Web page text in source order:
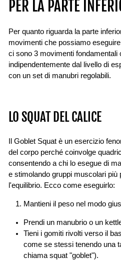
PER LA PARTE
Per quanto riguarda la parte
movimenti che possiamo
ci sono 3 movimenti fondamentali
indipendentemente dal livello di
con un set di manubri regolabili.
LO SQUAT DEL CALICE
Il Goblet Squat è un esercizio
del corpo perché coinvolge
consentendo a chi lo esegue di
e stimolando gruppi muscolari
l'equilibrio. Ecco come eseguirlo:
Mantieni il peso nel modo
Prendi un manubrio o un
Tieni i gomiti rivolti verso il
come se stessi tenendo una
chiama squat "goblet").